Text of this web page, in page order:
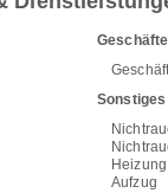
Geschäfte
Sonstiges
Heizung
Aufzug